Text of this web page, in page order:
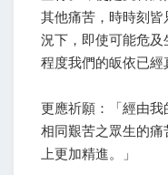
其他痛苦，時時刻
況下，即使可能危
程度我們的皈依已經
更應祈願：「經由
相同艱苦之眾生的
上更加精進。」